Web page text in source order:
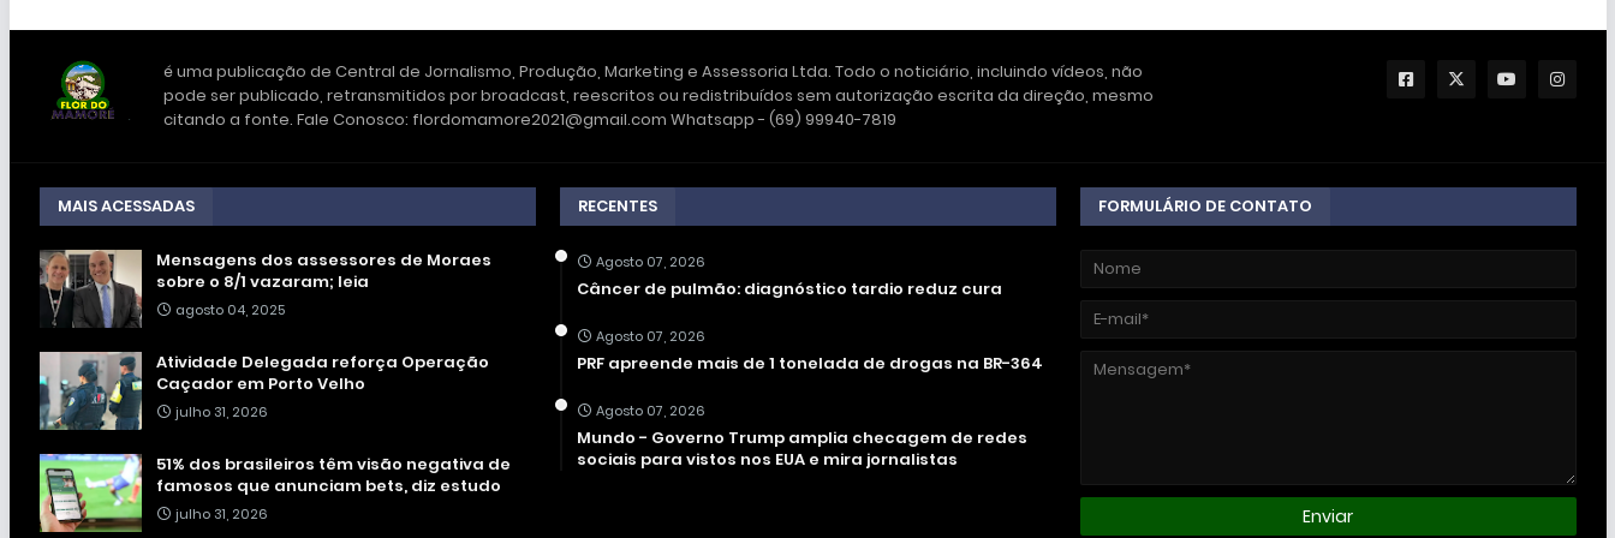
é uma publicação de Central de Jornalismo, Produção, Marketing e Assessoria Ltda. Todo o noticiário, incluindo vídeos, não
pode ser publicado, retransmitidos por broadcast, reescritos ou redistribuídos sem autorização escrita da direção, mesmo
citando a fonte. Fale Conosco: flordomamore2021@gmail.com Whatsapp - (69) 99940-7819
MAIS ACESSADAS
Mensagens dos assessores de Moraes
sobre o 8/1 vazaram; leia
agosto 04, 2025
Atividade Delegada reforça Operação
Caçador em Porto Velho
julho 31, 2026
51% dos brasileiros têm visão negativa de
famosos que anunciam bets, diz estudo
julho 31, 2026
RECENTES
Agosto 07, 2026
Câncer de pulmão: diagnóstico tardio reduz cura
Agosto 07, 2026
PRF apreende mais de 1 tonelada de drogas na BR-364
Agosto 07, 2026
Mundo - Governo Trump amplia checagem de redes
sociais para vistos nos EUA e mira jornalistas
FORMULÁRIO DE CONTATO